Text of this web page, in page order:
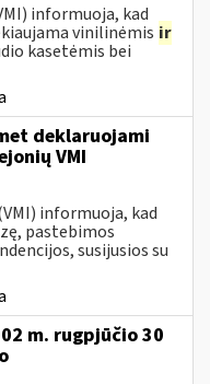
informuoja, kad
vinilinėmis ir
kasetėmis bei
deklaruojami
VMI
informuoja, kad
pastebimos
susijusios su
m. rugpjūčio 30